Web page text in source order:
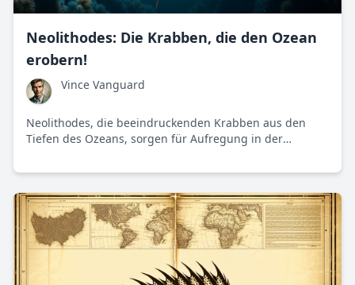
Neolithodes: Die Krabben, die den Ozean
erobern!
Vince Vanguard
Neolithodes, die beeindruckenden Krabben aus den
Tiefen des Ozeans, sorgen für Aufregung in der
ökosystemverändernden Potenzial.